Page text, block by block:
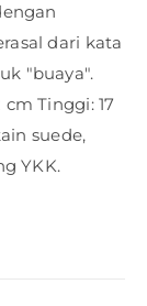
dari kata
"buaya".
Tinggi: 17
suede,
YKK.